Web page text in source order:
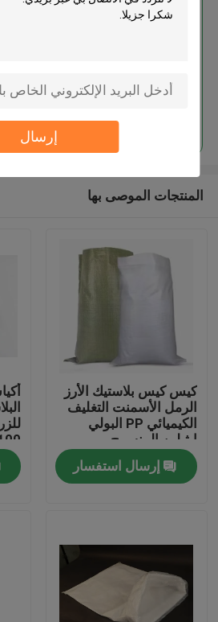
إرسال
منزل، بيت
معلومات عنا
المنتجات الموصى بها
كيس كيس بلاستيك الأرز
الرمل الأسمنت التغليف
الكيميائي PP البولي
إيثيلين المنسوج
إرسال استفسار
100